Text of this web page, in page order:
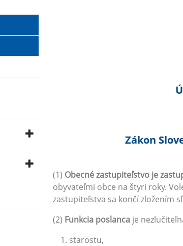
Zákon
(1) Obecné zastupiteľstvo je
obyvateľmi obce na štyri roky.
zastupiteľstva sa končí zložením
(2) Funkcia poslanca je
starostu,